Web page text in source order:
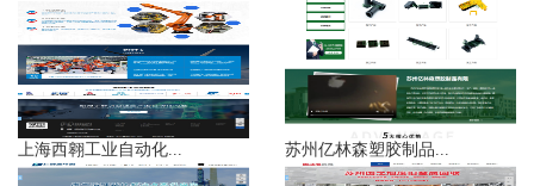
上海西翱工业自动化... 苏州亿林森塑胶制品...